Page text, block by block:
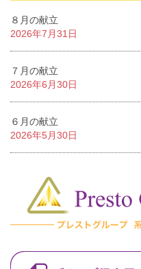
８月の献立
2026年7月31日
７月の献立
2026年6月30日
６月の献立
2026年5月30日